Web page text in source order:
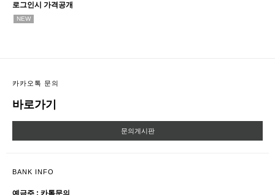
로그인시 가격공개
NEW
카카오톡 문의
바로가기
문의게시판
BANK INFO
예금주 : 카톡문의